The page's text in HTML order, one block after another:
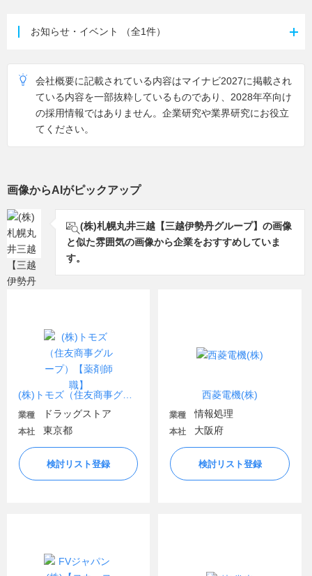
お知らせ・イベント （全1件）
会社概要に記載されている内容はマイナビ2027に掲載され
ている内容を一部抜粋しているものであり、2028年卒向け
の採用情報ではありません。企業研究や業界研究にお役立
てください。
画像からAIがピックアップ
(株)札幌丸井三越【三越伊勢丹グループ】の画像
と似た雰囲気の画像から企業をおすすめしていま
す。
業種 ドラッグストア
本社 東京都
検討リスト登録
西菱電機(株)
業種 情報処理
本社 大阪府
検討リスト登録